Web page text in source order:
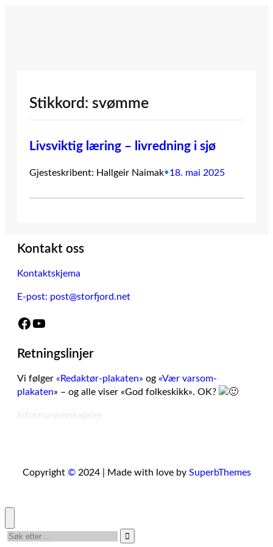
Stikkord: svømme
Livsviktig læring – livredning i sjø
Gjesteskribent: Hallgeir Naimak•18. mai 2025
Kontakt oss
Kontaktskjema
E-post: post@storfjord.net
Facebook YouTube
Retningslinjer
Vi følger «Redaktør-plakaten» og «Vær varsom-
plakaten» – og alle viser «God folkeskikk». OK?
Informasjonskapsler
Copyright ©2024 | Made with love by SuperbThemes